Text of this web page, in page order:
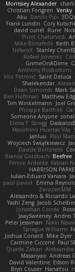
Morrissey Alexander
Christian Forsgren Venky
Aku Danilo Pipi
Frank Lundin Cory
david curiel
Rune
Punit Chaturvedi
Mike Bonafede Keith
NefaroX Stanley Chen
Rafael Jimenez
GrimeOnADime
Anthony Rosbottom
Vito Petrović Saint Deluca
Shalekendar
Dean Simonds Mark
Ben Hoffman Matthew
Tim Winkelmann
Joel
Philippe Bartholi
Someone Anyone sonal
Elena T Strogg
Maximino Huertas Vila
Jahluu
Paul
Wojciech Świątkiewicz
Davide Bortoletti
Bianca Goldbach Beefree
Fenice Ardente Fabian
HARRISON
Iulian-Eduard Varvara
paul paviot Emma
ZerozenSFM
Alessandro & Riccardo
Yashi Zeng Jacob
Jonathan Correa
Rose
JaaySweeney Andrei
Peter Jessiman
Nikki
Sprague Williams
Joshua Conard
Mike Dyer
Carmine Ciccone Paul
Quade Zaban
Masanyao Andreas
David Valentine Edson
Bryn Couser HanaYou